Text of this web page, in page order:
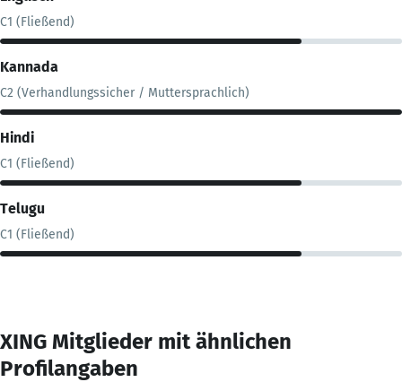
C1 (Fließend)
Kannada
C2 (Verhandlungssicher / Muttersprachlich)
Hindi
C1 (Fließend)
Telugu
C1 (Fließend)
XING Mitglieder mit ähnlichen
Profilangaben